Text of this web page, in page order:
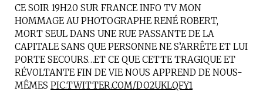
CE SOIR 19H20 SUR FRANCE INFO TV MON
HOMMAGE AU PHOTOGRAPHE RENÉ ROBERT,
MORT SEUL DANS UNE RUE PASSANTE DE LA
CAPITALE SANS QUE PERSONNE NE S’ARRÊTE ET LUI
PORTE SECOURS…ET CE QUE CETTE TRAGIQUE ET
RÉVOLTANTE FIN DE VIE NOUS APPREND DE NOUS-
MÊMES PIC.TWITTER.COM/DO2UKLQFY1